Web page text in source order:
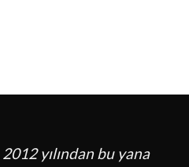
yılından bu yana